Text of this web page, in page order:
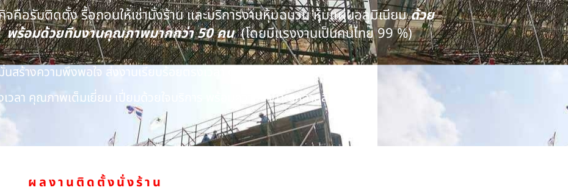
จคือรับติดตั้ง รื้อถอนให้เช่านั่งร้าน และบริการงานหุ้มฉนวน หุ้มแผ่นอลูมิเนียมด้วย
พร้อมด้วยทีมงานคุณภาพมากกว่า 50 คน(โดยมีแรงงานเป็นคนไทย 99 %)
นสร้างความพึงพอใจ ส่งงานเรียบร้อยตรงเวลา ด้วยทีมงานคุณภาพ
วลา คุณภาพเต็มเยี่ยม เปี่ยมด้วยใจบริการ พร้อมความชำนาญหลายสิบปี
ผลงานติดตั้งนั่งร้าน